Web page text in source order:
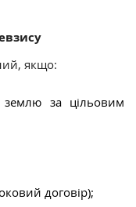
якщо:
землю за цільовим
договір);